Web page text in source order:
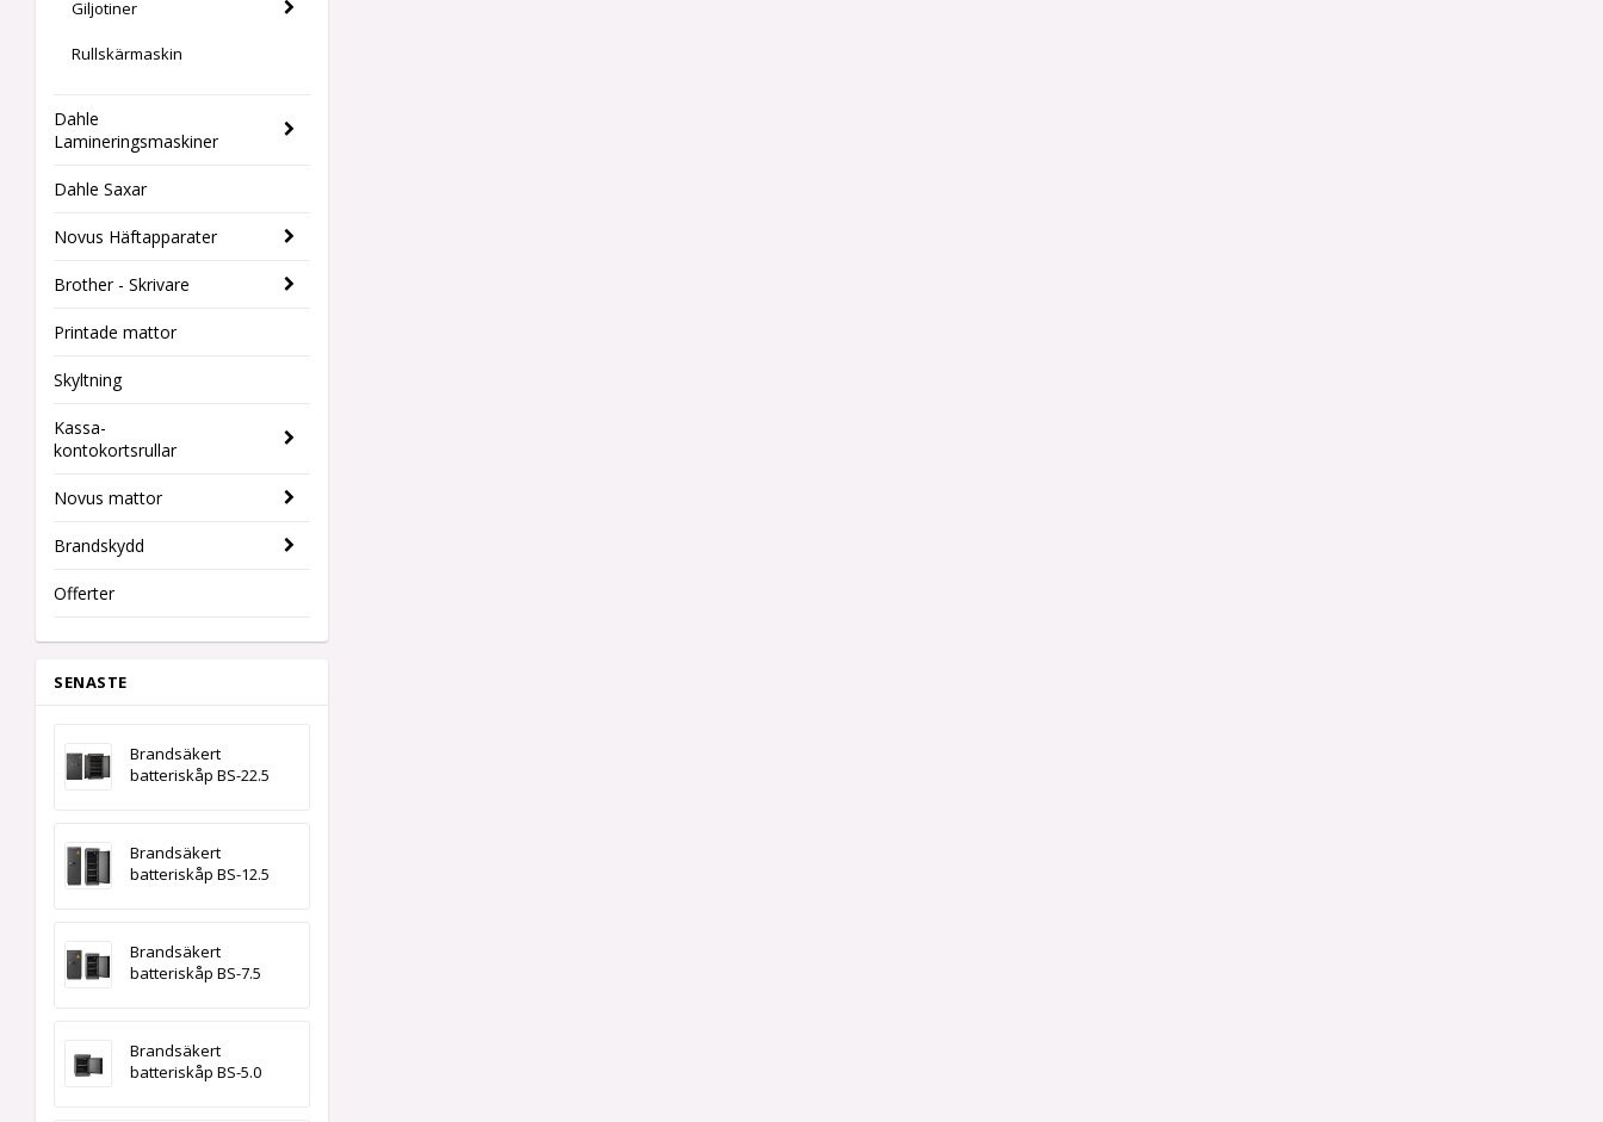
Giljotiner
Rullskärmaskin
Dahle
Lamineringsmaskiner
Dahle Saxar
Novus Häftapparater
Brother - Skrivare
Printade mattor
Skyltning
Kassa-
kontokortsrullar
Novus mattor
Brandskydd
Offerter
SENASTE
Brandsäkert
batteriskåp BS-22.5
Brandsäkert
batteriskåp BS-12.5
Brandsäkert
batteriskåp BS-7.5
Brandsäkert
batteriskåp BS-5.0